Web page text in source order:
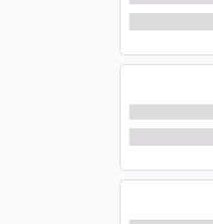
به گونه ای در نظر گرفته
شاپ، صندوق امانات و ....
هتل
سایت محبوب برای زائران